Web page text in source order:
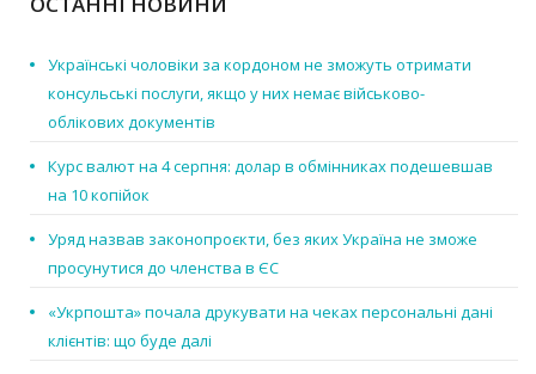
Українські чоловіки за кордоном не зможуть отримати
консульські послуги, якщо у них немає військово-
облікових документів
Курс валют на 4 серпня: долар в обмінниках подешевшав
на 10 копійок
Уряд назвав законопроєкти, без яких Україна не зможе
просунутися до членства в ЄС
«Укрпошта» почала друкувати на чеках персональні дані
клієнтів: що буде далі